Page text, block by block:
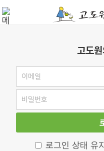
고도
로그인 상태 유지